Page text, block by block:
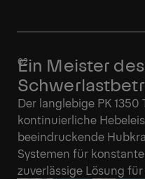
Ein Meister des
Der langlebige PK
kontinuierliche
beeindruckende
Systemen für
zuverlässige Lösung